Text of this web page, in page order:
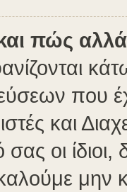
και πώς
που
και
οι ίδιοι,
μην